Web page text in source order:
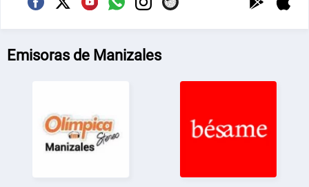
Emisoras de Manizales